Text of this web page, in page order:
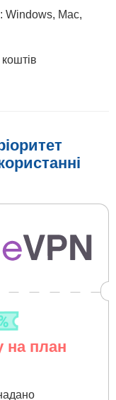
Windows, Mac,
на план